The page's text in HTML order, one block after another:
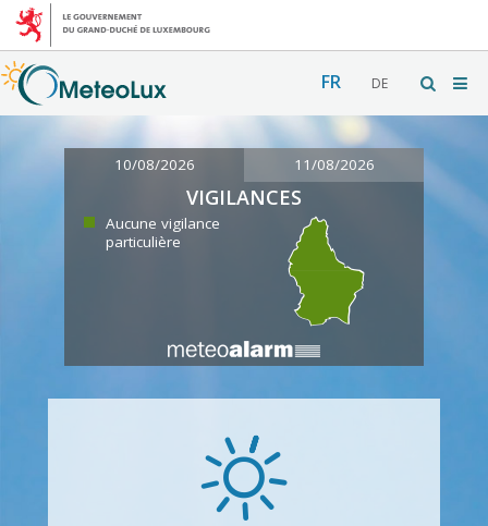
FR DE
10/08/2026 11/08/2026
VIGILANCES
Aucune vigilance
particulière